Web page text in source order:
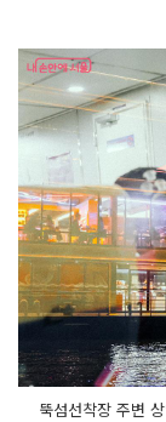
뚝섬선착장 주변